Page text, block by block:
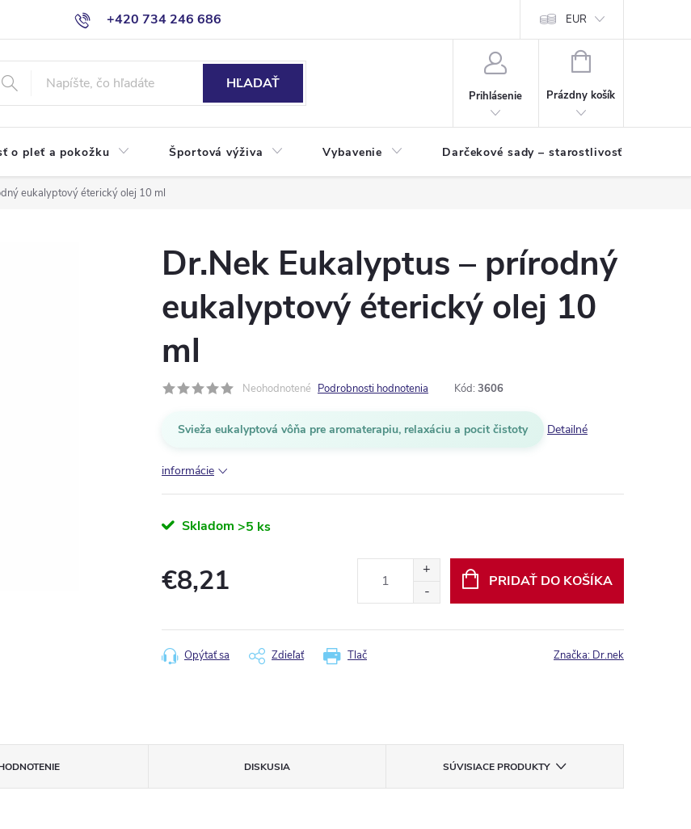
+420 734 246 686 EUR
HĽADAŤ
Prihlásenie
NÁKUPNÝ
Prázdny košík
o pleť a pokožku Športová výživa Vybavenie Darčekové sady – starostlivosť o pleť a
eukalyptový éterický olej 10 ml
Dr.Nek Eukalyptus – prírodný
eukalyptový éterický olej 10
ml
Neohodnotené Podrobnosti hodnotenia Kód: 3606
Svieža eukalyptová vôňa pre aromaterapiu, relaxáciu a pocit čistoty Detailné
informácie
Skladom >5 ks
€8,21 PRIDAŤ DO KOŠÍKA
Tlač
Opýtať sa Zdieľať Značka: Dr.nek
DISKUSIA SÚVISIACE PRODUKTY